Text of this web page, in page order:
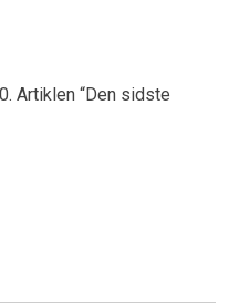
Artiklen “Den sidste